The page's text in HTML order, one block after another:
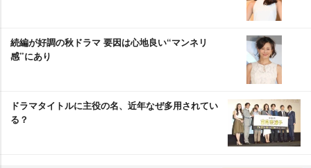
続編が好調の秋ドラマ 要因は心地良い“マンネリ
感”にあり
ドラマタイトルに主役の名、近年なぜ多用されてい
る？